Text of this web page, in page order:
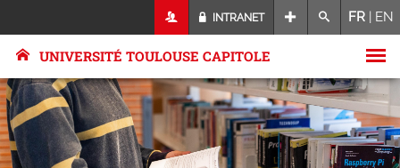
INTRANET FR | EN
UNIVERSITÉ TOULOUSE CAPITOLE